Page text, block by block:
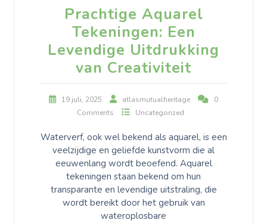
Prachtige Aquarel
Tekeningen: Een
Levendige Uitdrukking
van Creativiteit
19 juli, 2025 atlasmutualheritage
0
Comments
Uncategorized
Waterverf, ook wel bekend als aquarel, is een
veelzijdige en geliefde kunstvorm die al
eeuwenlang wordt beoefend. Aquarel
tekeningen staan bekend om hun
transparante en levendige uitstraling, die
wordt bereikt door het gebruik van
wateroplosbare